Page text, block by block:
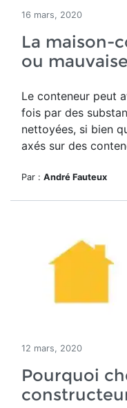
16 mars, 2020
La maison-
ou
Le conteneur peut
fois par des
nettoyées, si bien
axés sur des
Par : André Fauteux
12 mars, 2020
Pourquoi